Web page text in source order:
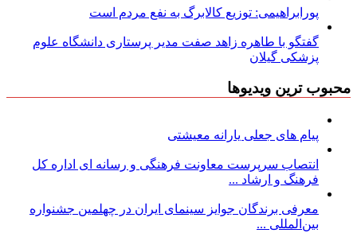
پورابراهیمی: توزیع کالابرگ به نفع مردم است
گفتگو با طاهره زاهد صفت مدیر پرستاری دانشگاه علوم
پزشکی گیلان
محبوب ترین ویدیوها
پیام های جعلی یارانه معیشتی
انتصاب سرپرست معاونت فرهنگی و رسانه ای اداره کل
فرهنگ و ارشاد ...
معرفی برندگان جوایز سینمای ایران در چهلمین جشنواره
بین‌المللی ...